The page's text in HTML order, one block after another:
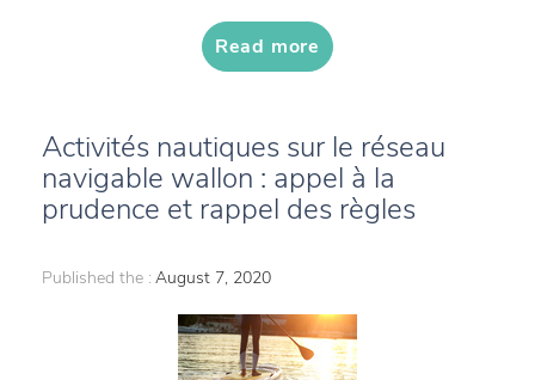
Read more
Activités nautiques sur le réseau
navigable wallon : appel à la
prudence et rappel des règles
Published the : August 7, 2020